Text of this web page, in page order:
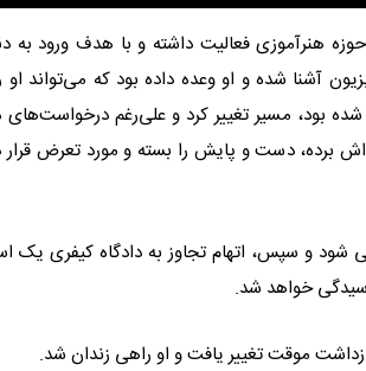
هنرآموزی فعالیت داشته و با هدف ورود به
آشنا شده و او وعده داده بود که می‌تواند او
بود، مسیر تغییر کرد و علی‌رغم درخواست‌های
برده، دست و پایش را بسته و مورد تعرض قرار
شود و سپس، اتهام تجاوز به دادگاه کیفری یک
خواهد شد.
موقت تغییر یافت و او راهی زندان شد.